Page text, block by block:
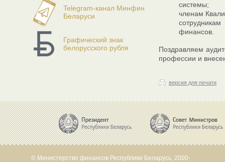
Telegram-канал Минфин
Беларуси
Графический знак
белорусского рубля
системы;
членам
сотрудникам
финансов.
Поздравляем
профессии и
версия для печати
© Министерство финансов Республики Беларусь, 2000-